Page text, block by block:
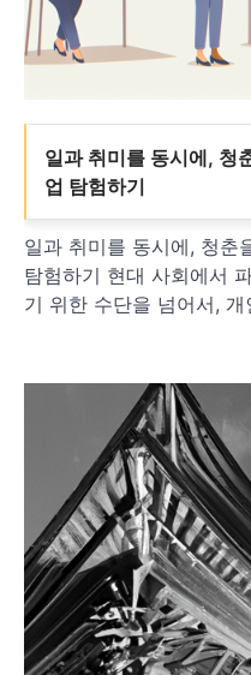
일과 취미를 동시에, 청
업 탐험하기
일과 취미를 동시에, 청춘
탐험하기 현대 사회에서
기 위한 수단을 넘어서,